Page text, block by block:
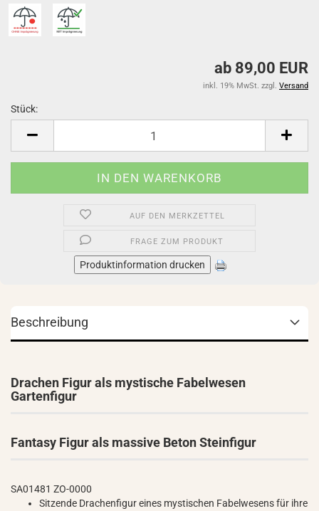
ab 89,00 EUR
inkl. 19% MwSt. zzgl. Versand
Stück:
AUF DEN MERKZETTEL
FRAGE ZUM PRODUKT
Produktinformation drucken
Beschreibung
Drachen Figur als mystische Fabelwesen
Gartenfigur
Fantasy Figur als massive Beton Steinfigur
SA01481 ZO-0000
Sitzende Drachenfigur eines mystischen Fabelwesens für ihre